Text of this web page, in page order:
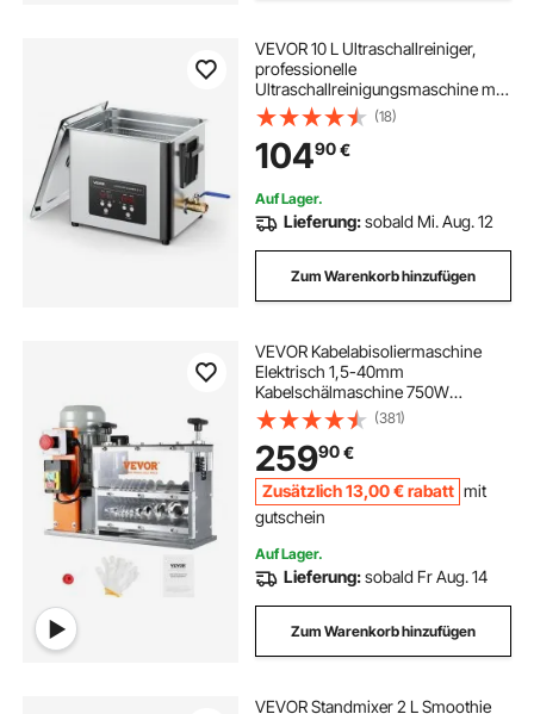
VEVOR 10 L Ultraschallreiniger,
professionelle
Ultraschallreinigungsmaschine mit
Reinigungskorb & Digitalanzeige,
180 W Edelstahl 40 kHz Industrielle
Reinigungsmaschine für Teile
Vergaser Instrumente
(18)
10490€
Auf Lager.
Lieferung:sobald Mi. Aug. 12
Zum Warenkorb hinzufügen
VEVOR Kabelabisoliermaschine
Elektrisch 1,5-40mm
Kabelschälmaschine 750W
Abisoliermaschine 30m pro Minute
Geschwindigkeit Abisolierzange
65-Mn-Federstahl Klinge Ideal zum
Abisolieren von Kupferdraht
(381)
25990€
Zusätzlich13,00 €rabatt mit
gutschein
Auf Lager.
Lieferung:sobald Fr Aug. 14
Zum Warenkorb hinzufügen
VEVOR Standmixer 2 L Smoothie